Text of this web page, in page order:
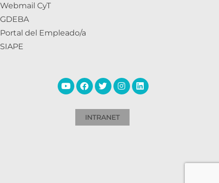
Webmail CyT
GDEBA
Portal del Empleado/a
SIAPE
INTRANET